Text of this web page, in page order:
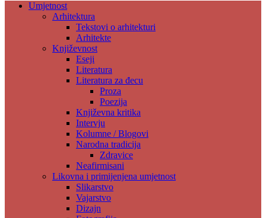
Umjetnost
Arhitektura
Tekstovi o arhitekturi
Arhitekte
Književnost
Eseji
Literatura
Literatura za đecu
Proza
Poezija
Književna kritika
Intervju
Kolumne / Blogovi
Narodna tradicija
Zdravice
Neafirmisani
Likovna i primijenjena umjetnost
Slikarstvo
Vajarstvo
Dizajn